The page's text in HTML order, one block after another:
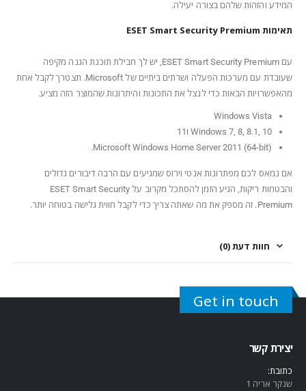
המידע והזהות שלהם בצורה יעילה.
תאימות ESET Smart Security Premium
עם ESET Smart Security Premium, יש לך חבילת תוכנת הגנה מקיפה
שעובדת עם מערכות הפעלה ושרתים ביתיים של Microsoft. תצטרך לקבל אחת
מהאפשרויות הבאות כדי לנצל את התכונות והיתרונות שהמוצר הזה מציע.
Windows Vista
Windows 7, 8, 8.1, 10 ו11
Microsoft Windows Home Server 2011 (64-bit).
אם נמאס לכם מפתרונות אנטי וירוס שמגיעים עם הרבה דיבורים גדולים
והבטחות ריקות, הגיע הזמן להסתכל מקרוב על ESET Smart Security
Premium. זה מספק את מה שאתה צריך כדי לקבל חווית גלישה בטוחה יותר.
חוות דעת (0)
Get in touch
יצירת קשר
כתובת:
שנקר אריה 1